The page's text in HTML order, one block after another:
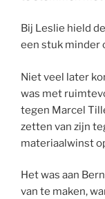
Bij Leslie hield
een stuk minder
Niet veel later
was met
tegen Marcel
zetten van zijn
materiaalwinst
Het was aan
van te maken,